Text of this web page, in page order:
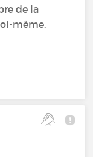
de la
même.